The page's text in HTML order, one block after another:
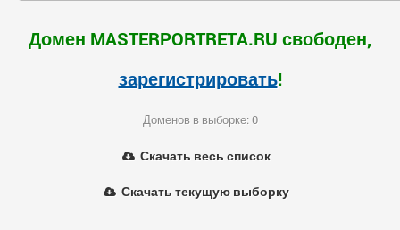
Домен MASTERPORTRETA.RU свободен,
зарегистрировать!
Доменов в выборке: 0
Скачать весь список
Скачать текущую выборку